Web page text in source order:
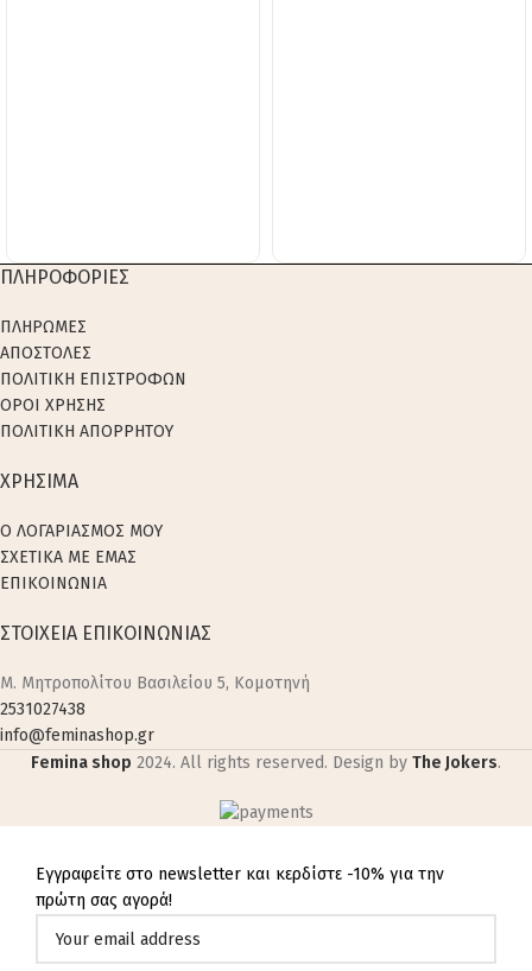
ΠΛΗΡΟΦΟΡΙΕΣ
ΠΛΗΡΩΜΕΣ
ΑΠΟΣΤΟΛΕΣ
ΠΟΛΙΤΙΚΗ ΕΠΙΣΤΡΟΦΩΝ
ΟΡΟΙ ΧΡΗΣΗΣ
ΠΟΛΙΤΙΚΗ ΑΠΟΡΡΗΤΟΥ
ΧΡΗΣΙΜΑ
Ο ΛΟΓΑΡΙΑΣΜΟΣ ΜΟΥ
ΣΧΕΤΙΚΑ ΜΕ ΕΜΑΣ
ΕΠΙΚΟΙΝΩΝΙΑ
ΣΤΟΙΧΕΙΑ ΕΠΙΚΟΙΝΩΝΙΑΣ
M. Μητροπολίτου Βασιλείου 5, Κομοτηνή
2531027438
info@feminashop.gr
Femina shop 2024. All rights reserved. Design by The Jokers.
Εγγραφείτε στο newsletter και κερδίστε -10% για την
πρώτη σας αγορά!